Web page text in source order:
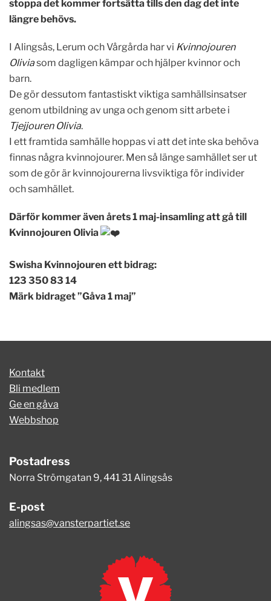
stoppa det kommer fortsätta tills den dag det inte
längre behövs.
I Alingsås, Lerum och Vårgårda har vi Kvinnojouren
Oliviasom dagligen kämpar och hjälper kvinnor och
barn.
De gör dessutom fantastiskt viktiga samhällsinsatser
genom utbildning av unga och genom sitt arbete i
Tjejjouren Olivia.
I ett framtida samhälle hoppas vi att det inte ska behöva
finnas några kvinnojourer. Men så länge samhället ser ut
som de gör är kvinnojourerna livsviktiga för individer
och samhället.
Därför kommer även årets 1 maj-insamling att gå till
Kvinnojouren Olivia
Swisha Kvinnojouren ett bidrag:
123 350 83 14
Märk bidraget ”Gåva 1 maj”
Kontakt
Bli medlem
Ge en gåva
Webbshop
Postadress
Norra Strömgatan 9, 441 31 Alingsås
E-post
alingsas@vansterpartiet.se